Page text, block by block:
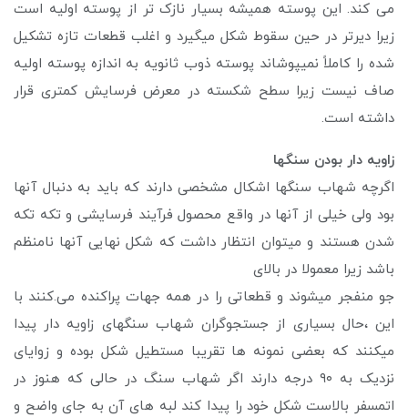
می کند. این پوسته همیشه بسیار نازک تر از پوسته اولیه است
زیرا دیرتر در حین سقوط شکل میگیرد و اغلب قطعات تازه تشکیل
شده را کاملاً نمیپوشاند پوسته ذوب ثانویه به اندازه پوسته اولیه
صاف نیست زیرا سطح شکسته در معرض فرسایش کمتری قرار
داشته است.
زاویه دار بودن سنگها
اگرچه شهاب سنگها اشکال مشخصی دارند که باید به دنبال آنها
بود ولی خیلی از آنها در واقع محصول فرآیند فرسایشی و تکه تکه
شدن هستند و میتوان انتظار داشت که شکل نهایی آنها نامنظم
باشد زیرا معمولا در بالای
جو منفجر میشوند و قطعاتی را در همه جهات پراکنده می.کنند با
این ،حال بسیاری از جستجوگران شهاب سنگهای زاویه دار پیدا
میکنند که بعضی نمونه ها تقریبا مستطیل شکل بوده و زوایای
نزدیک به ۹۰ درجه دارند اگر شهاب سنگ در حالی که هنوز در
اتمسفر بالاست شکل خود را پیدا کند لبه های آن به جای واضح و